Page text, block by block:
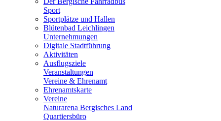
Sport
Sportplätze und Hallen
Blütenbad Leichlingen
Unternehmungen
Digitale Stadtführung
Aktivitäten
Ausflugsziele
Veranstaltungen
Vereine & Ehrenamt
Ehrenamtskarte
Vereine
Naturarena Bergisches Land
Quartiersbüro